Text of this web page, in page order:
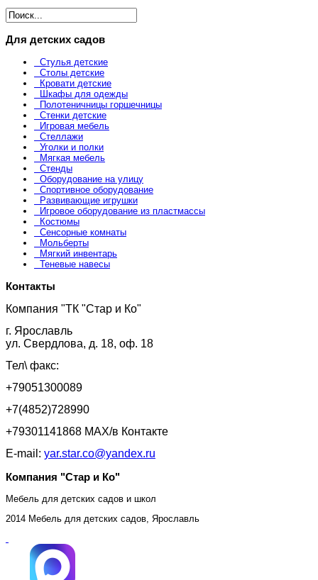
Для детских садов
Стулья детские
Столы детские
Кровати детские
Шкафы для одежды
Полотеничницы горшечницы
Стенки детские
Игровая мебель
Стеллажи
Уголки и полки
Мягкая мебель
Стенды
Оборудование на улицу
Спортивное оборудование
Развивающие игрушки
Игровое оборудование из пластмассы
Костюмы
Сенсорные комнаты
Мольберты
Мягкий инвентарь
Теневые навесы
Контакты
Компания "ТК "Стар и Ко"
г. Ярославль
ул. Свердлова, д. 18, оф. 18
Тел\ факс:
+79051300089
+7(4852)728990
+79301141868 MAX/в Контакте
E-mail: yar.star.co@yandex.ru
Компания "Стар и Ко"
Мебель для детских садов и школ
2014 Мебель для детских садов, Ярославль